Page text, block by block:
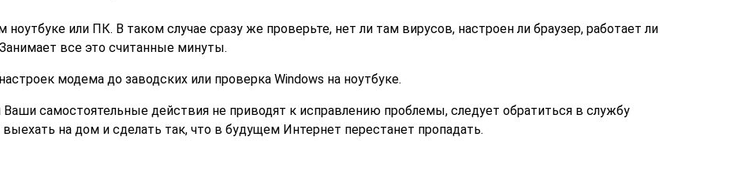
или ПК. В таком случае сразу же проверьте, нет ли там вирусов, настроен ли браузер, работает ли
все это считанные минуты.
модема до заводских или проверка Windows на ноутбуке.
самостоятельные действия не приводят к исправлению проблемы, следует обратиться в службу
на дом и сделать так, что в будущем Интернет перестанет пропадать.